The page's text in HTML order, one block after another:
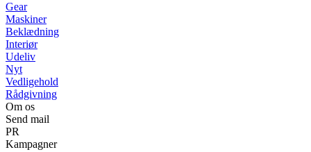
Gear
Maskiner
Beklædning
Interiør
Udeliv
Nyt
Vedligehold
Rådgivning
Om os
Send mail
PR
Kampagner